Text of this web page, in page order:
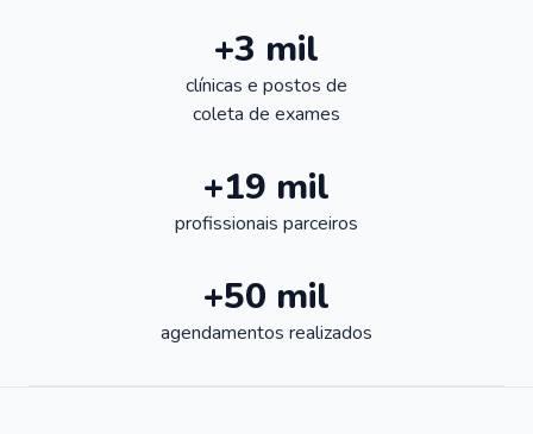
+3 mil
clínicas e postos de
coleta de exames
+19 mil
profissionais parceiros
+50 mil
agendamentos realizados